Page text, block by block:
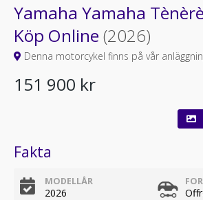
Yamaha Yamaha
Köp Online (2026)
Denna motorcykel finns på vår
151 900 kr
Fakta
MODELLÅR
2026